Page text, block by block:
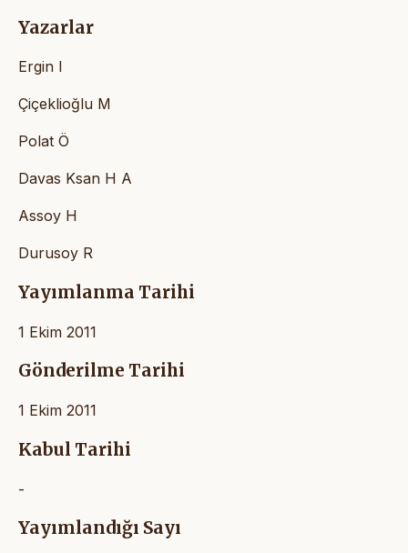
Yazarlar
Ergin I
Çiçeklioğlu M
Polat Ö
Davas Ksan H A
Assoy H
Durusoy R
Yayımlanma Tarihi
1 Ekim 2011
Gönderilme Tarihi
1 Ekim 2011
Kabul Tarihi
-
Yayımlandığı Sayı